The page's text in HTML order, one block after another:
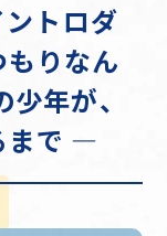
トロダ
りなん
年が、
まで ―